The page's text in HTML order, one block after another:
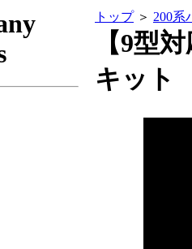
トップ＞ 200系
【9型
キット